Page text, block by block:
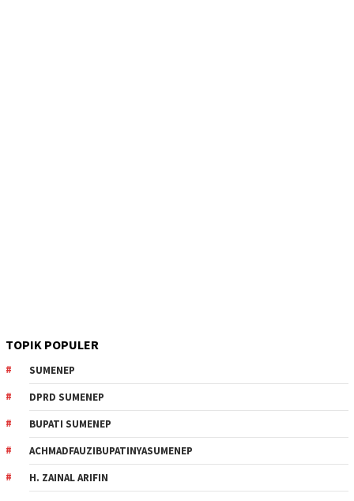
TOPIK POPULER
SUMENEP
DPRD SUMENEP
BUPATI SUMENEP
ACHMADFAUZIBUPATINYASUMENEP
H. ZAINAL ARIFIN